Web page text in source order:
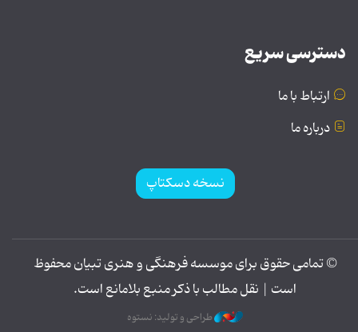
دسترسی سریع
ارتباط با ما
درباره ما
نسخه دسکتاپ
© تمامی حقوق برای موسسه فرهنگی و هنری تبیان محفوظ
است | نقل مطالب با ذکر منبع بلامانع است.
طراحی و تولید: نستوه